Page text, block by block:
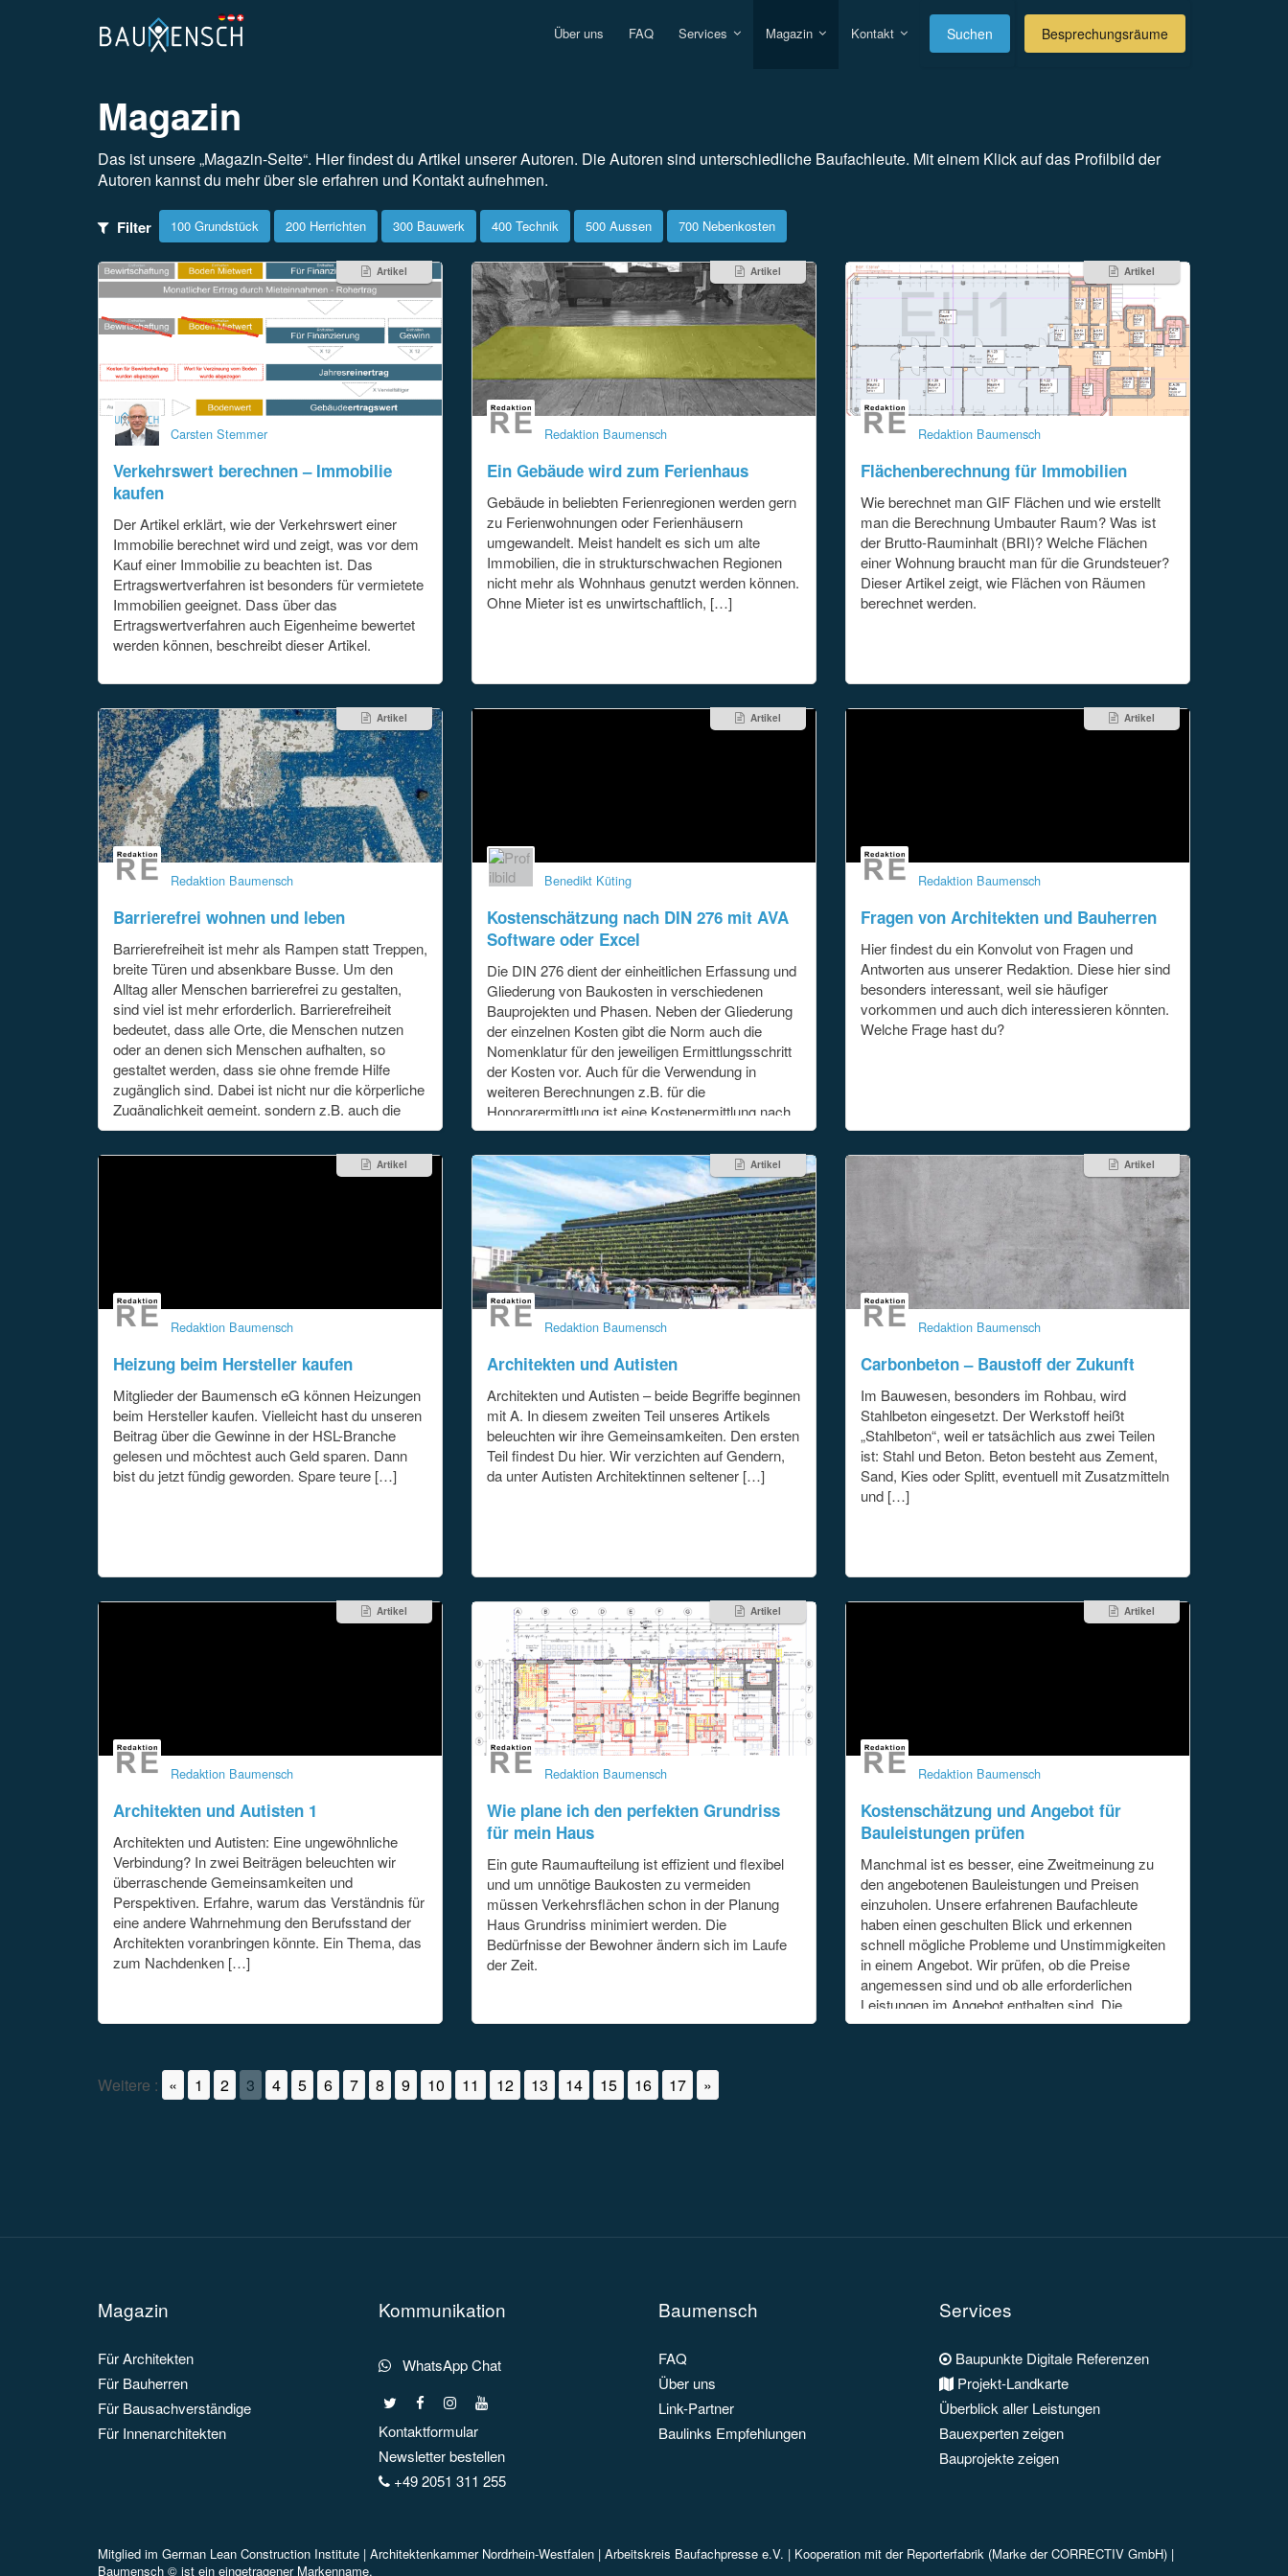
Über uns FAQ Services Magazin Kontakt Suchen Besprechungsräume
Magazin
Das ist unsere „Magazin-Seite“. Hier findest du Artikel unserer Autoren. Die Autoren sind unterschiedliche Baufachleute. Mit einem Klick auf das Profilbild der
Autoren kannst du mehr über sie erfahren und Kontakt aufnehmen.
Filter 100 Grundstück 200 Herrichten 300 Bauwerk 400 Technik 500 Aussen 700 Nebenkosten
Artikel
Carsten Stemmer
Verkehrswert berechnen – Immobilie
kaufen
Der Artikel erklärt, wie der Verkehrswert einer
Immobilie berechnet wird und zeigt, was vor dem
Kauf einer Immobilie zu beachten ist. Das
Ertragswertverfahren ist besonders für vermietete
Immobilien geeignet. Dass über das
Ertragswertverfahren auch Eigenheime bewertet
werden können, beschreibt dieser Artikel.
Artikel
Redaktion Baumensch
Ein Gebäude wird zum Ferienhaus
Gebäude in beliebten Ferienregionen werden gern
zu Ferienwohnungen oder Ferienhäusern
umgewandelt. Meist handelt es sich um alte
Immobilien, die in strukturschwachen Regionen
nicht mehr als Wohnhaus genutzt werden können.
Ohne Mieter ist es unwirtschaftlich, […]
Artikel
Redaktion Baumensch
Flächenberechnung für Immobilien
Wie berechnet man GIF Flächen und wie erstellt
man die Berechnung Umbauter Raum? Was ist
der Brutto-Rauminhalt (BRI)? Welche Flächen
einer Wohnung braucht man für die Grundsteuer?
Dieser Artikel zeigt, wie Flächen von Räumen
berechnet werden.
Artikel
Redaktion Baumensch
Barrierefrei wohnen und leben
Barrierefreiheit ist mehr als Rampen statt Treppen,
breite Türen und absenkbare Busse. Um den
Alltag aller Menschen barrierefrei zu gestalten,
sind viel ist mehr erforderlich. Barrierefreiheit
bedeutet, dass alle Orte, die Menschen nutzen
oder an denen sich Menschen aufhalten, so
gestaltet werden, dass sie ohne fremde Hilfe
zugänglich sind. Dabei ist nicht nur die körperliche
Zugänglichkeit gemeint, sondern z.B. auch die
Kommunikation. Barrierefreiheit ist mehr als nur
ein Schlagwort – sie verbessert das[...]
Artikel
Benedikt Küting
Kostenschätzung nach DIN 276 mit AVA
Software oder Excel
Die DIN 276 dient der einheitlichen Erfassung und
Gliederung von Baukosten in verschiedenen
Bauprojekten und Phasen. Neben der Gliederung
der einzelnen Kosten gibt die Norm auch die
Nomenklatur für den jeweiligen Ermittlungsschritt
der Kosten vor. Auch für die Verwendung in
weiteren Berechnungen z.B. für die
Honorarermittlung ist eine Kostenermittlung nach
DIN 276 notwendig.
Artikel
Redaktion Baumensch
Fragen von Architekten und Bauherren
Hier findest du ein Konvolut von Fragen und
Antworten aus unserer Redaktion. Diese hier sind
besonders interessant, weil sie häufiger
vorkommen und auch dich interessieren könnten.
Welche Frage hast du?
Artikel
Redaktion Baumensch
Heizung beim Hersteller kaufen
Mitglieder der Baumensch eG können Heizungen
beim Hersteller kaufen. Vielleicht hast du unseren
Beitrag über die Gewinne in der HSL-Branche
gelesen und möchtest auch Geld sparen. Dann
bist du jetzt fündig geworden. Spare teure […]
Artikel
Redaktion Baumensch
Architekten und Autisten
Architekten und Autisten – beide Begriffe beginnen
mit A. In diesem zweiten Teil unseres Artikels
beleuchten wir ihre Gemeinsamkeiten. Den ersten
Teil findest Du hier. Wir verzichten auf Gendern,
da unter Autisten Architektinnen seltener […]
Artikel
Redaktion Baumensch
Carbonbeton – Baustoff der Zukunft
Im Bauwesen, besonders im Rohbau, wird
Stahlbeton eingesetzt. Der Werkstoff heißt
„Stahlbeton“, weil er tatsächlich aus zwei Teilen
ist: Stahl und Beton. Beton besteht aus Zement,
Sand, Kies oder Splitt, eventuell mit Zusatzmitteln
und […]
Artikel
Redaktion Baumensch
Architekten und Autisten 1
Architekten und Autisten: Eine ungewöhnliche
Verbindung? In zwei Beiträgen beleuchten wir
überraschende Gemeinsamkeiten und
Perspektiven. Erfahre, warum das Verständnis für
eine andere Wahrnehmung den Berufsstand der
Architekten voranbringen könnte. Ein Thema, das
zum Nachdenken […]
Artikel
Redaktion Baumensch
Wie plane ich den perfekten Grundriss
für mein Haus
Ein gute Raumaufteilung ist effizient und flexibel
und um unnötige Baukosten zu vermeiden
müssen Verkehrsflächen schon in der Planung
Haus Grundriss minimiert werden. Die
Bedürfnisse der Bewohner ändern sich im Laufe
der Zeit.
Artikel
Redaktion Baumensch
Kostenschätzung und Angebot für
Bauleistungen prüfen
Manchmal ist es besser, eine Zweitmeinung zu
den angebotenen Bauleistungen und Preisen
einzuholen. Unsere erfahrenen Baufachleute
haben einen geschulten Blick und erkennen
schnell mögliche Probleme und Unstimmigkeiten
in einem Angebot. Wir prüfen, ob die Preise
angemessen sind und ob alle erforderlichen
Leistungen im Angebot enthalten sind. Die
Ergebnisse dieser Prüfung erhalten Sie entweder
Weitere : « 1 2 3 4 5 6 7 8 9 10 11 12 13 14 15 16 17 »
Magazin
Für Architekten
Für Bauherren
Für Bausachverständige
Für Innenarchitekten
Kommunikation
WhatsApp Chat
Kontaktformular
Newsletter bestellen
+49 2051 311 255
Baumensch
FAQ
Über uns
Link-Partner
Baulinks Empfehlungen
Services
Baupunkte Digitale Referenzen
Projekt-Landkarte
Überblick aller Leistungen
Bauexperten zeigen
Bauprojekte zeigen
Mitglied im German Lean Construction Institute | Architektenkammer Nordrhein-Westfalen | Arbeitskreis Baufachpresse e.V. | Kooperation mit der Reporterfabrik (Marke der CORRECTIV GmbH) |
Baumensch © ist ein eingetragener Markenname.